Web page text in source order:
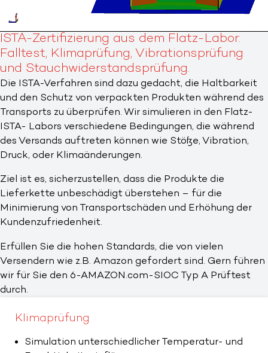
ISTA-Zertifizierung aus dem Flatz-Labor:
Falltest, Klimaprüfung, Vibrationsprüfung
und Stauchwiderstandsprüfung.
Die ISTA-Verfahren sind dazu gedacht, die Haltbarkeit
und den Schutz von verpackten Produkten während des
Transports zu überprüfen. Wir simulieren in den Flatz-
ISTA- Labors verschiedene Bedingungen, die während
des Versands auftreten können wie Stöße, Vibration,
Druck, oder Klimaänderungen.
Ziel ist es, sicherzustellen, dass die Produkte die
Lieferkette unbeschädigt überstehen – für die
Minimierung von Transportschäden und Erhöhung der
Kundenzufriedenheit.
Erfüllen Sie die hohen Standards, die von vielen
Versendern wie z.B. Amazon gefordert sind. Gern führen
wir für Sie den 6-AMAZON.com-SIOC Typ A Prüftest
durch.
Klimaprüfung
Simulation unterschiedlicher Temperatur- und